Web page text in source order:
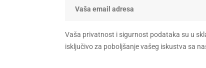
Vaša privatnost i sigurnost podataka su u
isključivo za poboljšanje vašeg iskustva sa